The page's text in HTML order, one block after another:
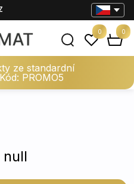
ze standardní
Kód: PROMO5
0 0